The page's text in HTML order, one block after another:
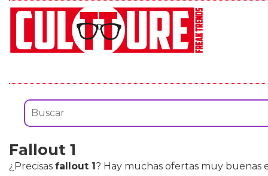
Fallout 1
¿Precisas fallout 1? Hay muchas ofertas muy buenas